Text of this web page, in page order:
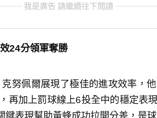
我是廣告 請繼續往下閱讀
24分領軍奪勝
努佩爾展現了極佳的進攻效率，
再加上罰球線上6投全中的穩定表
鍵表現幫助黃蜂成功拉開分差，是